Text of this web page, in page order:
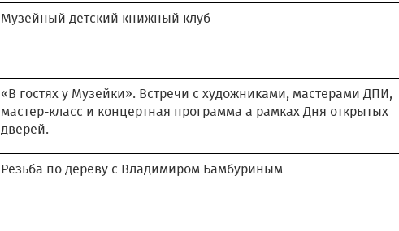
Музейный детский книжный клуб
«В гостях у Музейки». Встречи с художниками, мастерами ДПИ,
мастер-класс и концертная программа а рамках Дня открытых
дверей.
Резьба по дереву с Владимиром Бамбуриным